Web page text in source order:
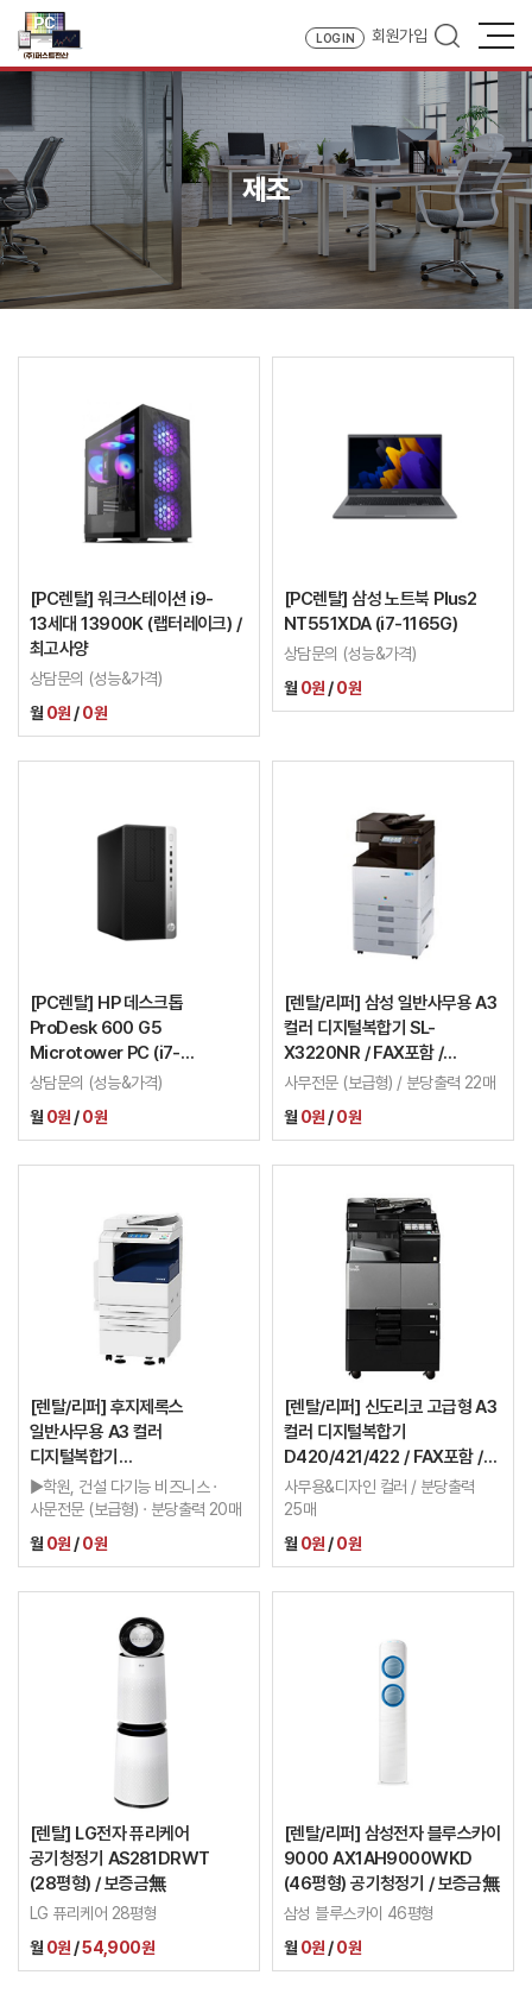
LOG IN 회원가입
제조
[PC렌탈] 워크스테이션 i9-
13세대 13900K (랩터레이크) /
최고사양
상담문의 (성능&가격)
월 0원 /0원
[PC렌탈] 삼성 노트북 Plus2
NT551XDA (i7-1165G)
상담문의 (성능&가격)
월 0원 /0원
[PC렌탈] HP 데스크톱
ProDesk 600 G5
Microtower PC (i7-
9700/3.0G)
상담문의 (성능&가격)
월 0원 /0원
[렌탈/리퍼] 삼성 일반사무용 A3
컬러 디지털복합기 SL-
X3220NR / FAX포함 /
보증금20만 / 이월카운터
사무전문 (보급형) / 분당출력 22매
월 0원 /0원
[렌탈/리퍼] 후지제록스
일반사무용 A3 컬러
디지털복합기
DCC2260/2263/2265 /
FAX포함 / 보증금20만 /
이월카운터 적용가능 / 2년
▶학원, 건설 다기능 비즈니스 ·
사문전문 (보급형) · 분당출력 20매
월 0원 /0원
[렌탈/리퍼] 신도리코 고급형 A3
컬러 디지털복합기
D420/421/422 / FAX포함 /
보증금20만
사무용&디자인 컬러 / 분당출력
25매
월 0원 /0원
[렌탈] LG전자 퓨리케어
공기청정기 AS281DRWT
(28평형) / 보증금無
LG 퓨리케어 28평형
월 0원 /54,900원
[렌탈/리퍼] 삼성전자 블루스카이
9000 AX1AH9000WKD
(46평형) 공기청정기 / 보증금無
삼성 블루스카이 46평형
월 0원 /0원